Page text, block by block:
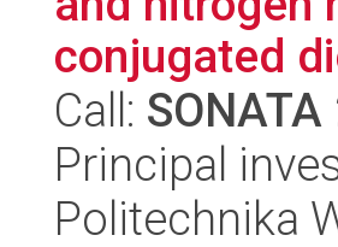
conjugated
Call: SONATA
Principal
Politechnika